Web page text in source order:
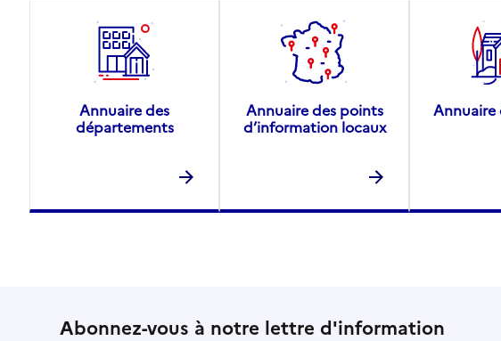
Annuaire des
départements
Annuaire des points
d’information locaux
Annuaire
Abonnez-vous à notre lettre d'information